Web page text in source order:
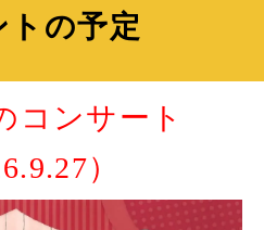
の予定
コンサート
）